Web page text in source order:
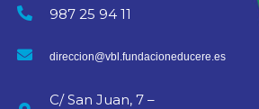
987 25 94 11
direccion@vbl.fundacioneducere.es
C/ San Juan, 7 –